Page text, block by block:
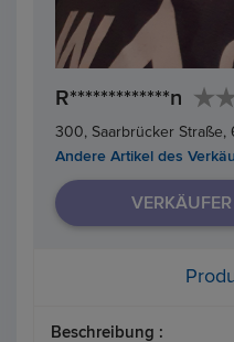
R*************n
300, Saarbrücker Straße,
Andere Artikel des
Beschreibung :